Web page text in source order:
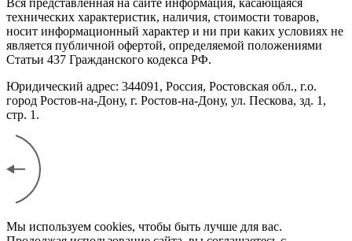
Вся представленная на сайте информация, касающаяся
технических характеристик, наличия, стоимости товаров,
носит информационный характер и ни при каких условиях не
является публичной офертой, определяемой положениями
Статьи 437 Гражданского кодекса РФ.
Юридический адрес: 344091, Россия, Ростовская обл., г.о.
город Ростов-на-Дону, г. Ростов-на-Дону, ул. Пескова, зд. 1,
стр. 1.
Мы используем cookies, чтобы быть лучше для вас.